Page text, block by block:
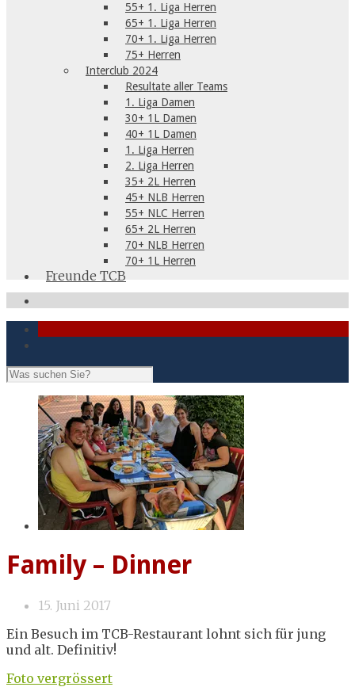
55+ 1. Liga Herren
65+ 1. Liga Herren
70+ 1. Liga Herren
75+ Herren
Interclub 2024
Resultate aller Teams
1. Liga Damen
30+ 1L Damen
40+ 1L Damen
1. Liga Herren
2. Liga Herren
35+ 2L Herren
45+ NLB Herren
55+ NLC Herren
65+ 2L Herren
70+ NLB Herren
70+ 1L Herren
Freunde TCB
Family – Dinner
15. Juni 2017
Ein Besuch im TCB-Restaurant lohnt sich für jung
und alt. Definitiv!
Foto vergrössert